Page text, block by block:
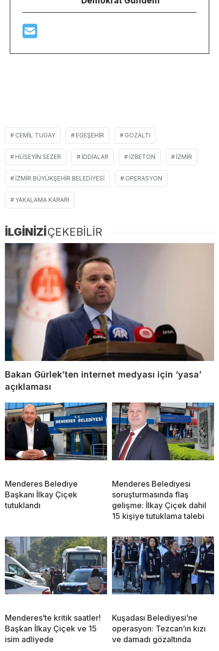
CEMIL TUGAY EGEŞEHIR GÖZALTI
HÜSEYIN SEZER IDDIALAR IZBETON İZMIR
İZMIR BÜYÜKŞEHIR BELEDIYESI OPERASYON
YAKALAMA KARARI
İLGİNİZİÇEKEBİLİR
Bakan Gürlek’ten internet medyası için ‘yasa’
açıklaması
Menderes Belediye
Başkanı İlkay Çiçek
tutuklandı
Menderes Belediyesi
soruşturmasında flaş
gelişme: İlkay Çiçek dahil
15 kişiye tutuklama talebi
Menderes’te kritik saatler!
Başkan İlkay Çiçek ve 15
isim adliyede
Kuşadası Belediyesi’ne
operasyon: Tezcan’ın kızı
ve damadı gözaltında